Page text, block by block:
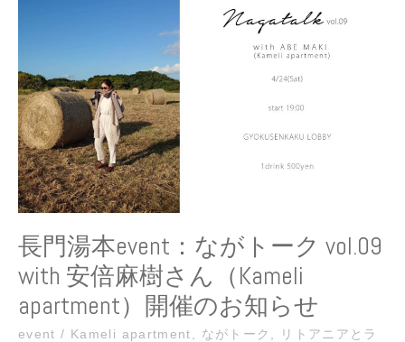
ャ
パ
ン）
長門湯本event：ながトーク vol.09
with 安倍麻樹さん（Kameli
apartment）開催のお知らせ
event / Kameli apartment ながトーク
リトアニアとラ
な
が
ト
ー
ク
vol.09
with
安
倍
麻
樹
ん
（Kameli